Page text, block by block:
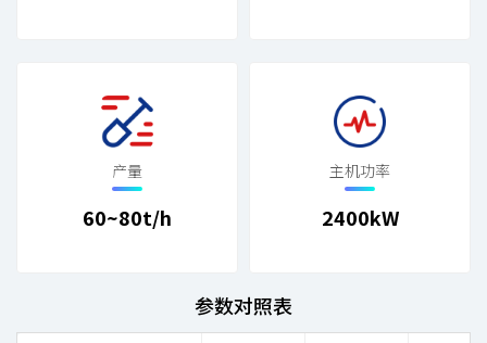
产量
60~80t/h
主机功率
2400kW
参数对照表